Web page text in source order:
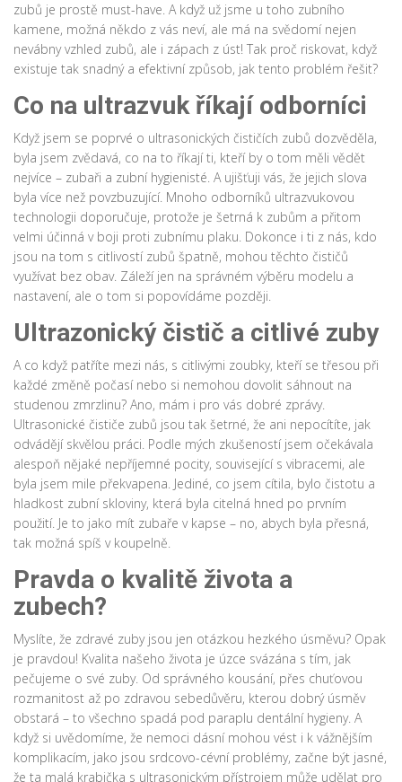
zubů je prostě must-have. A když už jsme u toho zubního
kamene, možná někdo z vás neví, ale má na svědomí nejen
nevábny vzhled zubů, ale i zápach z úst! Tak proč riskovat, když
existuje tak snadný a efektivní způsob, jak tento problém řešit?
Co na ultrazvuk říkají odborníci
Když jsem se poprvé o ultrasonických čističích zubů dozvěděla,
byla jsem zvědavá, co na to říkají ti, kteří by o tom měli vědět
nejvíce – zubaři a zubní hygienisté. A ujišťuji vás, že jejich slova
byla více než povzbuzující. Mnoho odborníků ultrazvukovou
technologii doporučuje, protože je šetrná k zubům a přitom
velmi účinná v boji proti zubnímu plaku. Dokonce i ti z nás, kdo
jsou na tom s citlivostí zubů špatně, mohou těchto čističů
využívat bez obav. Záleží jen na správném výběru modelu a
nastavení, ale o tom si popovídáme později.
Ultrazonický čistič a citlivé zuby
A co když patříte mezi nás, s citlivými zoubky, kteří se třesou při
každé změně počasí nebo si nemohou dovolit sáhnout na
studenou zmrzlinu? Ano, mám i pro vás dobré zprávy.
Ultrasonické čističe zubů jsou tak šetrné, že ani nepocítíte, jak
odvádějí skvělou práci. Podle mých zkušeností jsem očekávala
alespoň nějaké nepříjemné pocity, související s vibracemi, ale
byla jsem mile překvapena. Jediné, co jsem cítila, bylo čistotu a
hladkost zubní skloviny, která byla citelná hned po prvním
použití. Je to jako mít zubaře v kapse – no, abych byla přesná,
tak možná spíš v koupelně.
Pravda o kvalitě života a
zubech?
Myslíte, že zdravé zuby jsou jen otázkou hezkého úsměvu? Opak
je pravdou! Kvalita našeho života je úzce svázána s tím, jak
pečujeme o své zuby. Od správného kousání, přes chuťovou
rozmanitost až po zdravou sebedůvěru, kterou dobrý úsměv
obstará – to všechno spadá pod paraplu dentální hygieny. A
když si uvědomíme, že nemoci dásní mohou vést i k vážnějším
komplikacím, jako jsou srdcovo-cévní problémy, začne být jasné,
že ta malá krabička s ultrasonickým přístrojem může udělat pro